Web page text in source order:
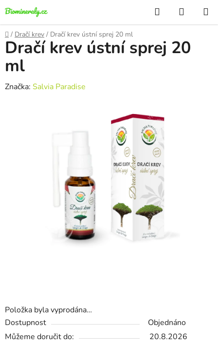
Přejít
na
obsah
Hledat
KOŠÍK
Domů
/ Dračí krev / Dračí krev ústní sprej 20 ml
Položka byla vyprodána…
Dostupnost
Objednáno
Můžeme doručit do:
20.8.2026
Dračí krev ústní sprej 20
ml
Značka: Salvia Paradise